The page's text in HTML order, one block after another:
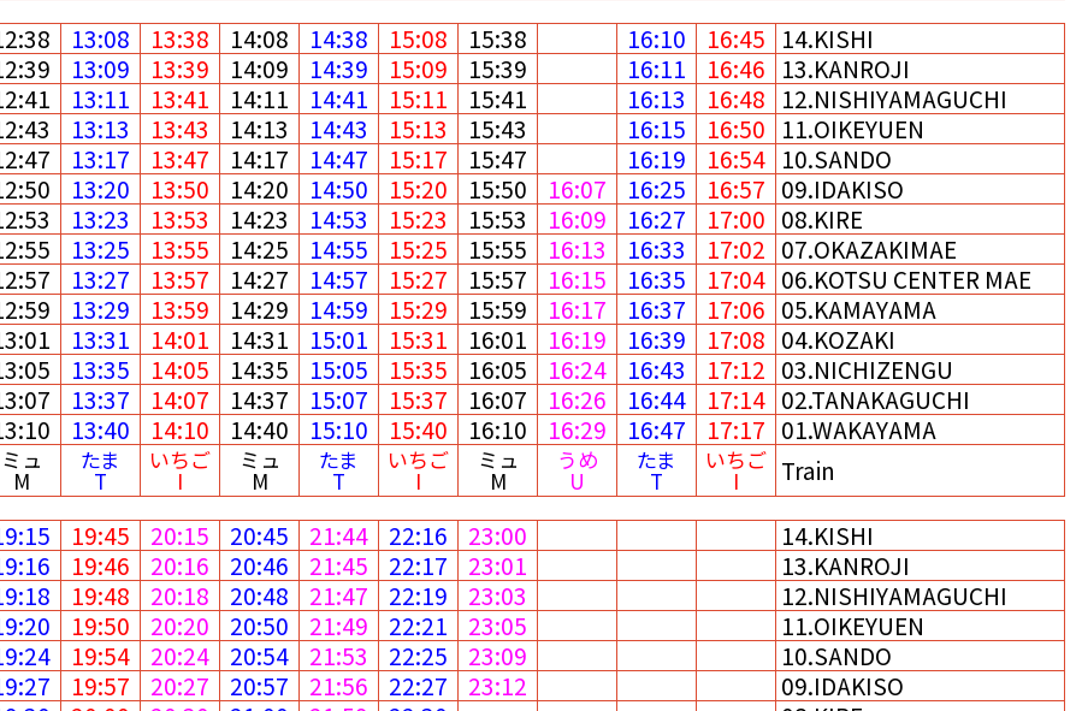
13:08 13:38 14:08 14:38 15:08 15:38 16:10 16:45 14.KISHI
13:09 13:39 14:09 14:39 15:09 15:39 16:11 16:46 13.KANROJI
13:11 13:41 14:11 14:41 15:11 15:41 16:13 16:48 12.NISHIYAMAGUCHI
13:13 13:43 14:13 14:43 15:13 15:43 16:15 16:50 11.OIKEYUEN
13:17 13:47 14:17 14:47 15:17 15:47 16:19 16:54 10.SANDO
13:20 13:50 14:20 14:50 15:20 15:50 16:07 16:25 16:57 09.IDAKISO
13:23 13:53 14:23 14:53 15:23 15:53 16:09 16:27 17:00 08.KIRE
13:25 13:55 14:25 14:55 15:25 15:55 16:13 16:33 17:02 07.OKAZAKIMAE
13:27 13:57 14:27 14:57 15:27 15:57 16:15 16:35 17:04 06.KOTSU CENTER MAE
13:29 13:59 14:29 14:59 15:29 15:59 16:17 16:37 17:06 05.KAMAYAMA
13:31 14:01 14:31 15:01 15:31 16:01 16:19 16:39 17:08 04.KOZAKI
13:35 14:05 14:35 15:05 15:35 16:05 16:24 16:43 17:12 03.NICHIZENGU
13:37 14:07 14:37 15:07 15:37 16:07 16:26 16:44 17:14 02.TANAKAGUCHI
13:40 14:10 14:40 15:10 15:40 16:10 16:29 16:47 17:17 01.WAKAYAMA
ミュ
M
たま
T
いちご
I
ミュ
M
たま
T
いちご
I
ミュ
M
うめ
U
たま
T
いちご
I
Train
19:45 20:15 20:45 21:44 22:16 23:00
14.KISHI
19:46 20:16 20:46 21:45 22:17 23:01
13.KANROJI
19:48 20:18 20:48 21:47 22:19 23:03
12.NISHIYAMAGUCHI
19:50 20:20 20:50 21:49 22:21 23:05
11.OIKEYUEN
19:54 20:24 20:54 21:53 22:25 23:09
10.SANDO
19:57 20:27 20:57 21:56 22:27 23:12
09.IDAKISO